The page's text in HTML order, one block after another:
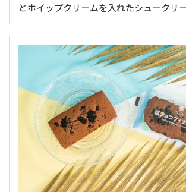
とホイップクリームを入れたシュークリー